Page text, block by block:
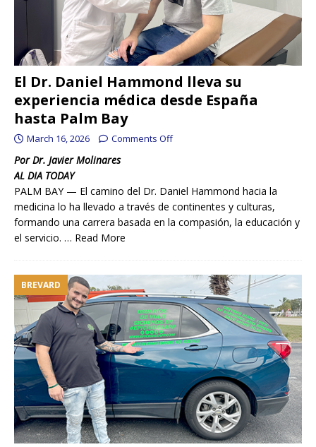
El Dr. Daniel Hammond lleva su
experiencia médica desde España
hasta Palm Bay
March 16, 2026 Comments Off
Por Dr. Javier Molinares
AL DIA TODAY
PALM BAY — El camino del Dr. Daniel Hammond hacia la
medicina lo ha llevado a través de continentes y culturas,
formando una carrera basada en la compasión, la educación y
el servicio. … Read More
BREVARD